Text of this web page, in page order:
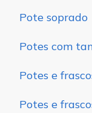
Pote soprado
Potes com
Potes e
Potes e